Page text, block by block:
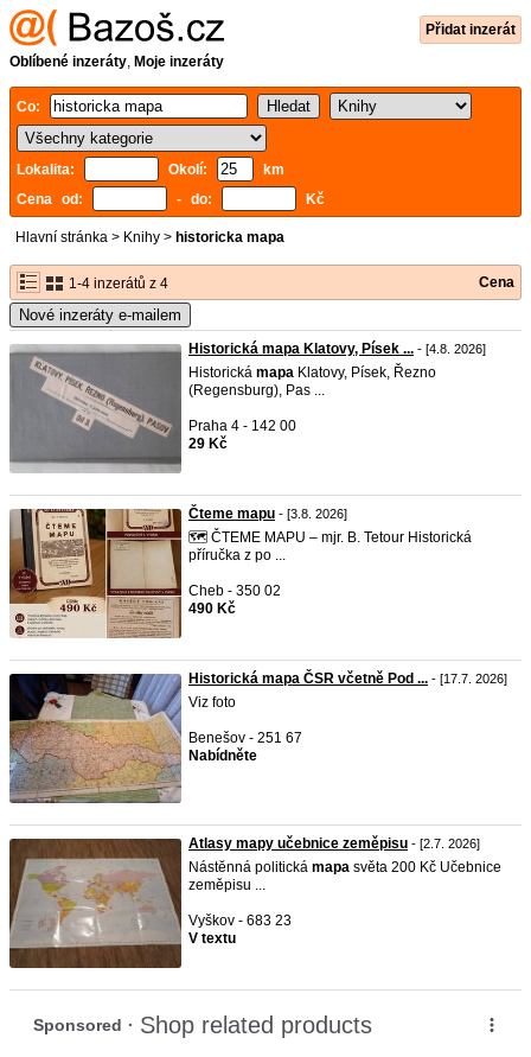
Přidat inzerát
Oblíbené inzeráty, Moje inzeráty
Co:
Lokalita: Okolí:
km
Cena od:
- do: Kč
Hlavní stránka > Knihy > historicka mapa
1-4 inzerátů z 4 Cena
Nové inzeráty e-mailem
Historická mapa Klatovy, Písek ... - [4.8. 2026]
Historická mapa Klatovy, Písek, Řezno
(Regensburg), Pas ...
Praha 4 - 142 00
29 Kč
Čteme mapu - [3.8. 2026]
🗺️ ČTEME MAPU – mjr. B. Tetour Historická
příručka z po ...
Cheb - 350 02
490 Kč
Historická mapa ČSR včetně Pod ... - [17.7. 2026]
Viz foto
Benešov - 251 67
Nabídněte
Atlasy mapy učebnice zeměpisu - [2.7. 2026]
Nástĕnná politická mapa světa 200 Kč Učebnice
zeměpisu ...
Vyškov - 683 23
V textu